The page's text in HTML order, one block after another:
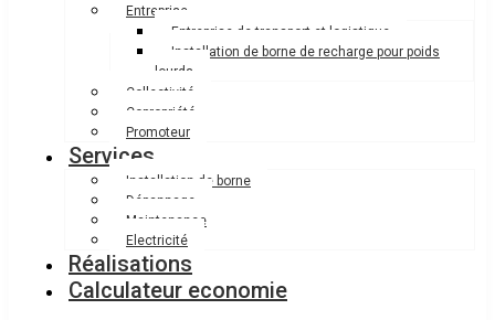
Entreprise
Entreprise de transport et logistique
Installation de borne de recharge pour poids
lourds
Collectivité
Copropriété
Promoteur
Services
Installation de borne
Dépannage
Maintenance
Electricité
Réalisations
Calculateur economie